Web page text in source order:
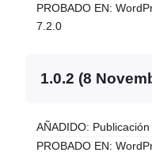
PROBADO EN:
7.2.0
1.0.2 (8
AÑADIDO:
PROBADO EN: